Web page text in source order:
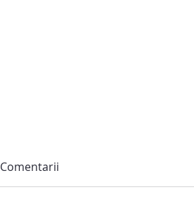
Comentarii